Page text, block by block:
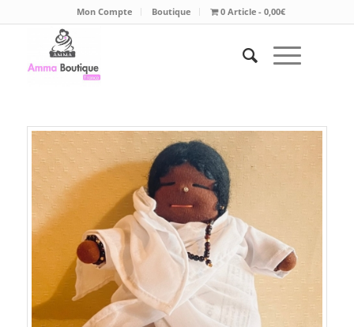
Mon Compte Boutique 0 Article 0,00€